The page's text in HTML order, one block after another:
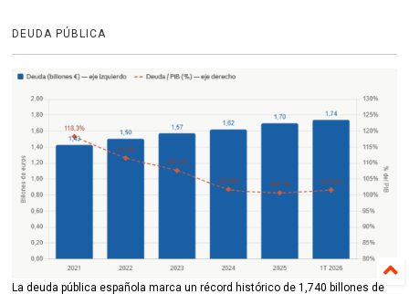
DEUDA PÚBLICA
La deuda pública española marca un récord histórico de 1,740 billones de